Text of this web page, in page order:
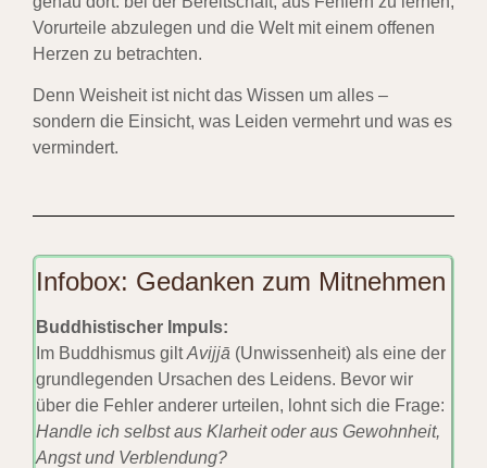
Vorurteile abzulegen und die Welt mit einem offenen
Herzen zu betrachten.
Denn Weisheit ist nicht das Wissen um alles –
sondern die Einsicht, was Leiden vermehrt und was es
vermindert.
Infobox: Gedanken zum Mitnehmen
Buddhistischer Impuls:
Im Buddhismus giltAvijjā (Unwissenheit) als eine der
grundlegenden Ursachen des Leidens. Bevor wir
über die Fehler anderer urteilen, lohnt sich die Frage:
Handle ich selbst aus Klarheit oder aus Gewohnheit,
Angst und Verblendung?